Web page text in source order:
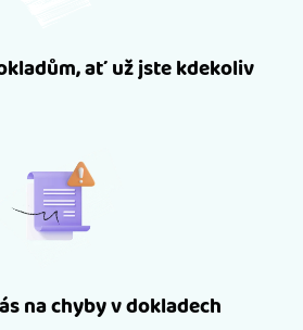
ať už jste kdekoliv
na chyby v dokladech